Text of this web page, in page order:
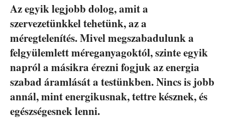
Az egyik legjobb dolog, amit a
szervezetünkkel tehetünk, az a
méregtelenítés. Mivel megszabadulunk a
felgyülemlett méreganyagoktól, szinte egyik
napról a másikra érezni fogjuk az energia
szabad áramlását a testünkben. Nincs is jobb
annál, mint energikusnak, tettre késznek, és
egészségesnek lenni.